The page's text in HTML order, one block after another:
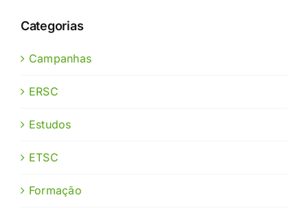
Categorias
Campanhas
ERSC
Estudos
ETSC
Formação